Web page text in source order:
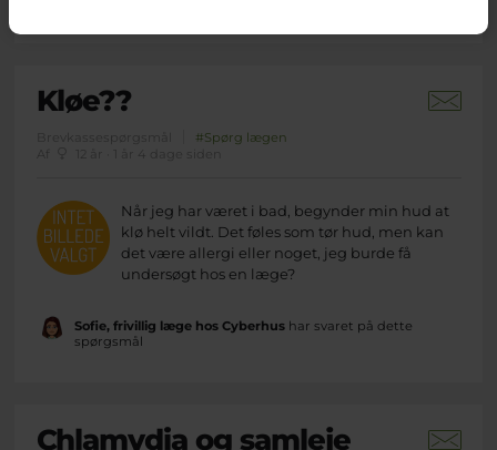
Kløe??
Brevkassespørgsmål
#Spørg lægen
Af
12 år · 1 år 4 dage siden
Når jeg har været i bad, begynder min hud at
klø helt vildt. Det føles som tør hud, men kan
det være allergi eller noget, jeg burde få
undersøgt hos en læge?
Sofie, frivillig læge hos Cyberhushar svaret på dette
spørgsmål
Chlamydia og samleje